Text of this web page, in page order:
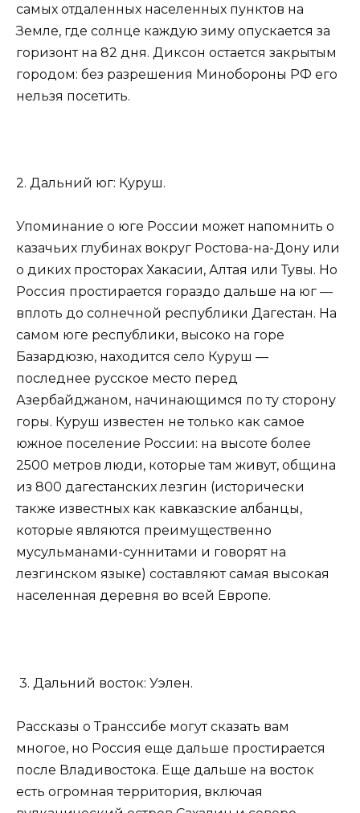
самых отдаленных населенных пунктов на
Земле, где солнце каждую зиму опускается за
горизонт на 82 дня. Диксон остается закрытым
городом: без разрешения Минобороны РФ его
нельзя посетить.
2. Дальний юг: Куруш.
Упоминание о юге России может напомнить о
казачьих глубинах вокруг Ростова-на-Дону или
о диких просторах Хакасии, Алтая или Тувы. Но
Россия простирается гораздо дальше на юг —
вплоть до солнечной республики Дагестан. На
самом юге республики, высоко на горе
Базардюзю, находится село Куруш —
последнее русское место перед
Азербайджаном, начинающимся по ту сторону
горы. Куруш известен не только как самое
южное поселение России: на высоте более
2500 метров люди, которые там живут, община
из 800 дагестанских лезгин (исторически
также известных как кавказские албанцы,
которые являются преимущественно
мусульманами-суннитами и говорят на
лезгинском языке) составляют самая высокая
населенная деревня во всей Европе.
3. Дальний восток: Уэлен.
Рассказы о Транссибе могут сказать вам
многое, но Россия еще дальше простирается
после Владивостока. Еще дальше на восток
есть огромная территория, включая